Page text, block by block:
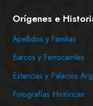
Orígenes e
Apellidos y Familias
Barcos y Ferrocarriles
Estancias y Palacios
Fotografías Históricas